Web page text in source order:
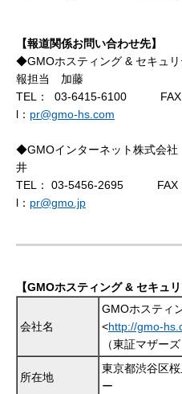
【報道関係お問い合わせ先】
◆GMOホスティング & セキュ
報担当 加藤
TEL：
03-6415-6100 FAX
l： pr@gmo-hs.com
◆GMOインターネット株式
井
TEL：
03-5456-2695 FAX
l： pr@gmo.jp
【GMOホスティング & セキュ
会社名
GMOホスティ
<http://gmo-
（東証マザー
所在地
東京都渋谷区
ー